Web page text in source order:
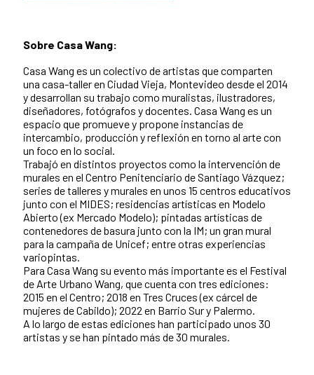
Sobre Casa Wang:
Casa Wang es un colectivo de artistas que comparten
una casa-taller en Ciudad Vieja, Montevideo desde el 2014
y desarrollan su trabajo como muralistas, ilustradores,
diseñadores, fotógrafos y docentes. Casa Wang es un
espacio que promueve y propone instancias de
intercambio, producción y reflexión en torno al arte con
un foco en lo social.
Trabajó en distintos proyectos como la intervención de
murales en el Centro Penitenciario de Santiago Vázquez;
series de talleres y murales en unos 15 centros educativos
junto con el MIDES; residencias artísticas en Modelo
Abierto (ex Mercado Modelo); pintadas artísticas de
contenedores de basura junto con la IM; un gran mural
para la campaña de Unicef; entre otras experiencias
variopintas.
Para Casa Wang su evento más importante es el Festival
de Arte Urbano Wang, que cuenta con tres ediciones:
2015 en el Centro; 2018 en Tres Cruces (ex cárcel de
mujeres de Cabildo); 2022 en Barrio Sur y Palermo.
A lo largo de estas ediciones han participado unos 30
artistas y se han pintado más de 30 murales.